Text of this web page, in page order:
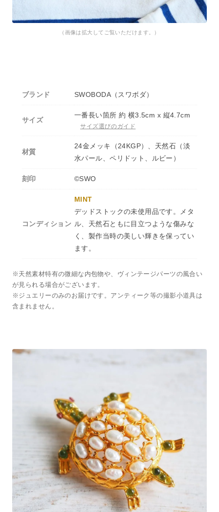
（画像は拡大してご覧いただけます。）
ブランド SWOBODA（スワボダ）
サイズ
一番長い箇所 約 横3.5cm x 縦4.7cm
サイズ選びのガイド
材質
24金メッキ（24KGP）、天然石（淡
水パール、ペリドット、ルビー）
刻印 ©SWO
コンディション
MINT
デッドストックの未使用品です。メタ
ル、天然石ともに目立つような傷みな
く、製作当時の美しい輝きを保ってい
ます。
※天然素材特有の微細な内包物や、ヴィンテージパーツの風合い
が見られる場合がございます。
※ジュエリーのみのお届けです。アンティーク等の撮影小道具は
含まれません。